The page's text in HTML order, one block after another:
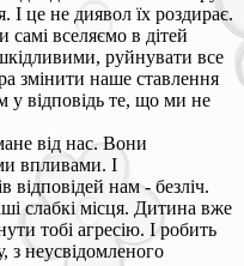
І це не диявол їх роздирає.
вселяємо в дітей
руйнувати все
змінити наше ставлення
у відповідь те, що ми не
від нас. Вони
впливами. І
відповідей нам - безліч.
слабкі місця. Дитина вже
тобі агресію. І робить
з неусвідомленого